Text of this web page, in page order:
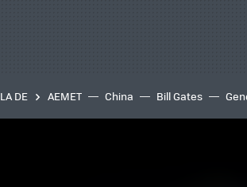
DE AEMET China Bill Gates